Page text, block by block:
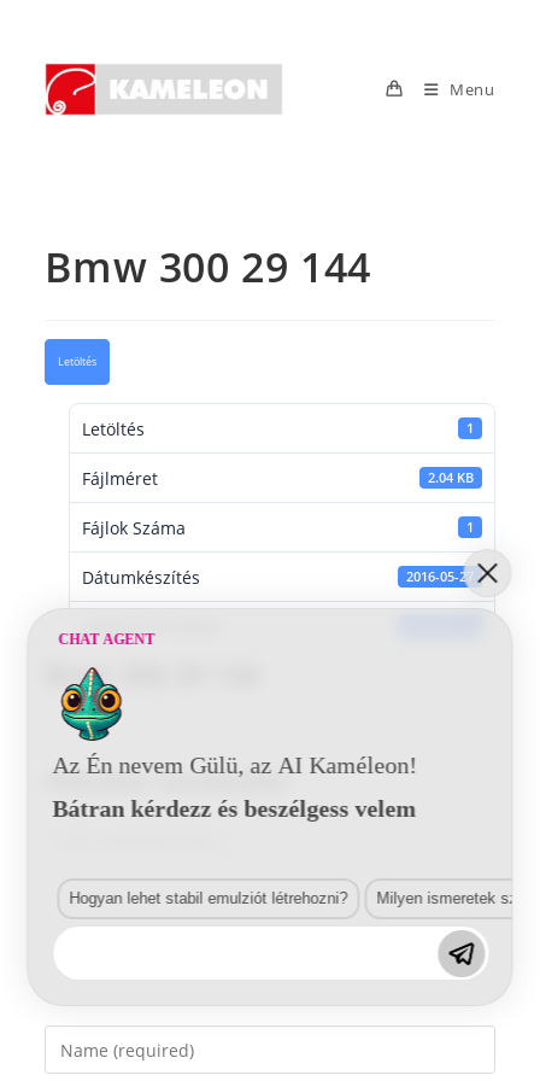
content
Menu
Bmw 300 29 144
Letöltés
Letöltés 1
Fájlméret 2.04 KB
Fájlok Száma 1
Dátumkészítés 2016-05-27
Bmw 300 29 144
Vélemény, hozzászólás?
Enter
your
CHAT AGENT
Az Én nevem Gülü, az AI Kaméleon!
Bátran kérdezz és beszélgess velem
Hogyan lehet stabil emulziót létrehozni? Milyen ismeretek